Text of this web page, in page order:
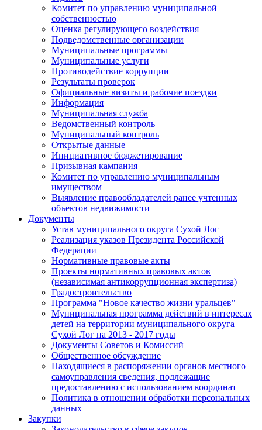
Комитет по управлению муниципальной
собственностью
Оценка регулирующего воздействия
Подведомственные организации
Муниципальные программы
Муниципальные услуги
Противодействие коррупции
Результаты проверок
Официальные визиты и рабочие поездки
Информация
Муниципальная служба
Ведомственный контроль
Муниципальный контроль
Открытые данные
Инициативное бюджетирование
Призывная кампания
Комитет по управлению муниципальным
имуществом
Выявление правообладателей ранее учтенных
объектов недвижимости
Документы
Устав муниципального округа Сухой Лог
Реализация указов Президента Российской
Федерации
Нормативные правовые акты
Проекты нормативных правовых актов
(независимая антикоррупционная экспертиза)
Градостроительство
Программа "Новое качество жизни уральцев"
Муниципальная программа действий в интересах
детей на территории муниципального округа
Сухой Лог на 2013 - 2017 годы
Документы Советов и Комиссий
Общественное обсуждение
Находящиеся в распоряжении органов местного
самоуправления сведения, подлежащие
предоставлению с использованием координат
Политика в отношении обработки персональных
данных
Закупки